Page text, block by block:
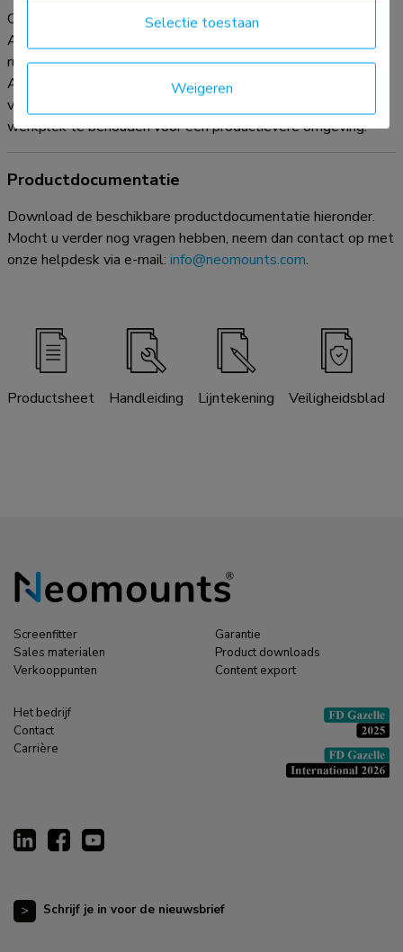
Creëer een opgeruimde en efficiënte werkplek met de
ADS07-122WH kabelgoot. De kabelgoot biedt voldoende
ruimte voor meerdere kabels, stekkerdozen en meer. De
ADS07-122WH is ideaal voor het geleiden en wegwerken
van kabels en helpt om een nette en overzichtelijke
werkplek te behouden voor een productievere omgeving.
Productdocumentatie
Download de beschikbare productdocumentatie hieronder.
Mocht u verder nog vragen hebben, neem dan contact op met
onze helpdesk via e-mail: info@neomounts.com.
Productsheet Handleiding Lijntekening Veiligheidsblad
Screenfitter
Sales materialen
Verkooppunten
Garantie
Product downloads
Content export
Het bedrijf
Contact
Carrière
Schrijf je in voor de nieuwsbrief
Weigeren
Selectie toestaan